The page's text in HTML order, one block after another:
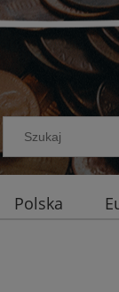
Polska